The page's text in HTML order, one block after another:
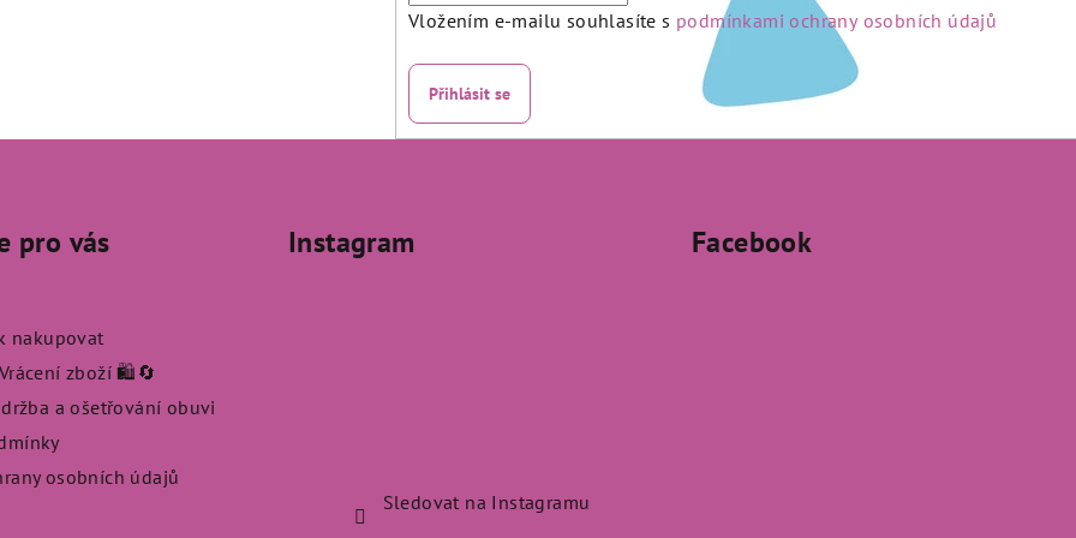
Vložením e-mailu souhlasíte s podmínkami ochrany osobních údajů
Přihlásit se
pro vás
nakupovat
zboží 🛍️🔄
a ošetřování obuvi
osobních údajů
Instagram
Sledovat na Instagramu
Facebook